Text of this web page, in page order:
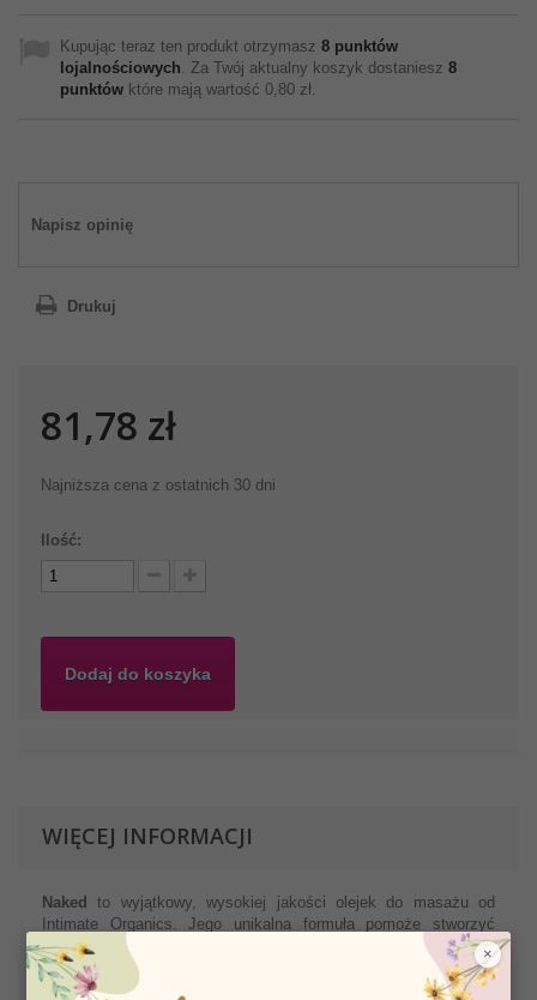
Kupując teraz ten produkt otrzymasz 8 punktów
lojalnościowych. Za Twój aktualny koszyk dostaniesz 8
punktów które mają wartość 0,80 zł.
Napisz opinię
Drukuj
81,78 zł
Najniższa cena z ostatnich 30 dni
Ilość:
Dodaj do koszyka
WIĘCEJ INFORMACJI
Naked
to wyjątkowy, wysokiej jakości olejek do masażu od
Intimate Organics. Jego unikalna formuła pomoże stworzyć
intymną atmosferę i uwolnić partnerów od zahamowań, dzięki
czemu masaż stanie się jeszcze bardziej zmysłowy i przyjemny.
Naked to olejek bezzapachowy, szczególnie polecany do
×